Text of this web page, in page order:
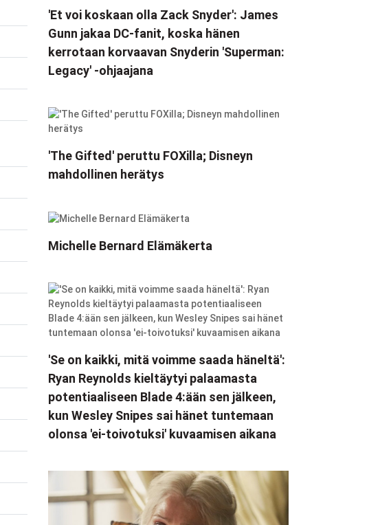
'Et voi koskaan olla Zack Snyder': James
Gunn jakaa DC-fanit, koska hänen
kerrotaan korvaavan Snyderin 'Superman:
Legacy' -ohjaajana
'The Gifted' peruttu FOXilla; Disneyn
mahdollinen herätys
Michelle Bernard Elämäkerta
'Se on kaikki, mitä voimme saada häneltä':
Ryan Reynolds kieltäytyi palaamasta
potentiaaliseen Blade 4:ään sen jälkeen,
kun Wesley Snipes sai hänet tuntemaan
olonsa 'ei-toivotuksi' kuvaamisen aikana